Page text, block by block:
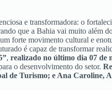
e transformadora: o
que a Bahia vai muito além
forte movimento cultural e
é capaz de transformar
, realizado no último dia 07 de
o desenvolvimento do setor.
de Turismo; e Ana Caroline,